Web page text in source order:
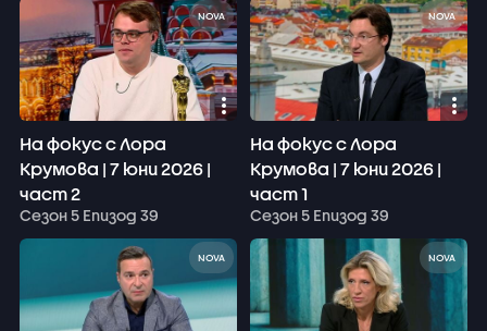
NOVA
На фокус с Лора
Крумова | 7 юни 2026 |
част 2
Сезон 5 Епизод 39
NOVA
На фокус с Лора
Крумова | 7 юни 2026 |
част 1
Сезон 5 Епизод 39
NOVA NOVA